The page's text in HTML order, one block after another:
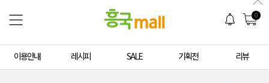
0
이용안내 레시피 SALE 기획전 리뷰